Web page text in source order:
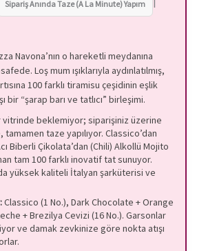
Sipariş Anında Taze (A La Minute) Yapım
Navona’nın o hareketli meydanına
Loş mum ışıklarıyla aydınlatılmış,
100 farklı tiramisu çeşidinin eşlik
bir “şarap barı ve tatlıcı” birleşimi.
vitrinde beklemiyor; siparişiniz üzerine
taze yapılıyor. Classico’dan
Biberli Çikolata’dan (Chili) Alkollü Mojito
tam 100 farklı inovatif tat sunuyor.
yüksek kaliteli İtalyan şarküterisi ve
Classico (1 No.), Dark Chocolate + Orange
+ Brezilya Cevizi (16 No.). Garsonlar
ve damak zevkinize göre nokta atışı